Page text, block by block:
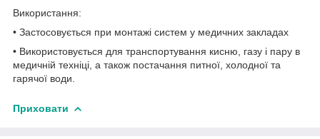
Використання:
• Застосовується при монтажі систем у медичних закладах
• Використовується для транспортування кисню, газу і пару в
медичній техніці, а також постачання питної, холодної та
гарячої води.
Приховати